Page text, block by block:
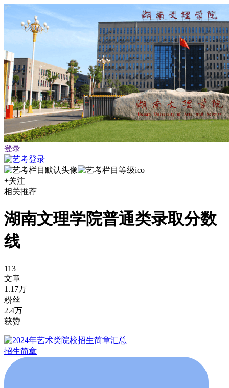
登录
+关注
相关推荐
湖南文理学院普通类录取分数
线
113
文章
1.17万
粉丝
2.4万
获赞
招生简章